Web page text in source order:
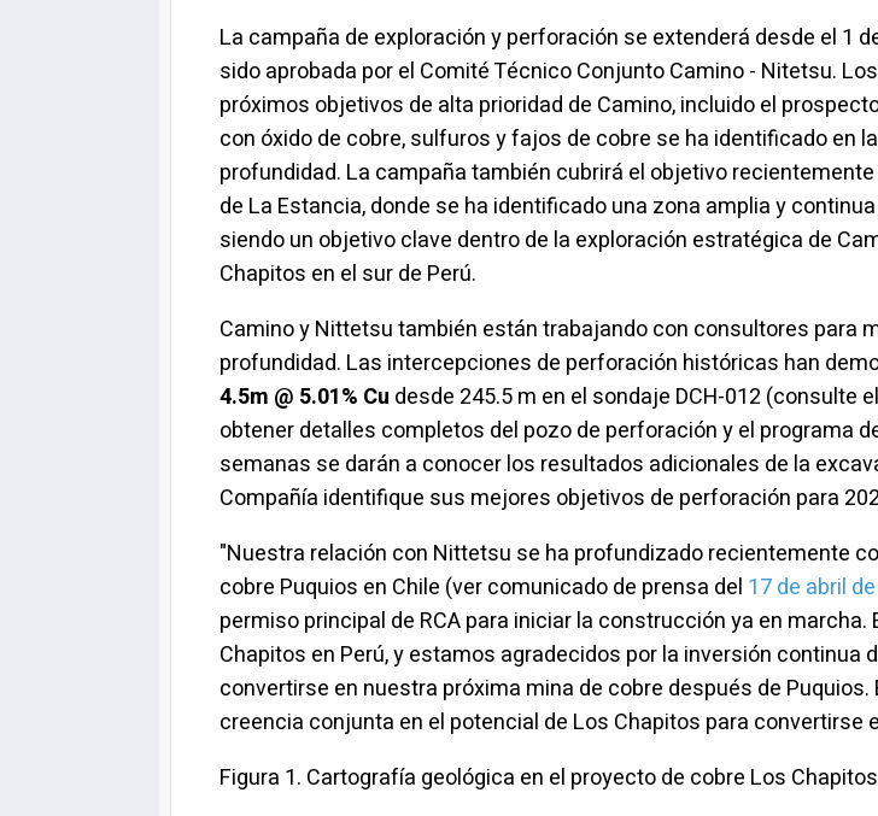
La campaña de exploración y perforación se extenderá desde el 1
sido aprobada por el Comité Técnico Conjunto Camino - Nitetsu.
próximos objetivos de alta prioridad de Camino, incluido el
con óxido de cobre, sulfuros y fajos de cobre se ha identificado en
profundidad. La campaña también cubrirá el objetivo
de La Estancia, donde se ha identificado una zona amplia y
siendo un objetivo clave dentro de la exploración estratégica de
Chapitos en el sur de Perú.
Camino y Nittetsu también están trabajando con consultores para
profundidad. Las intercepciones de perforación históricas han
4.5m @ 5.01% Cu desde 245.5 m en el sondaje DCH-012 (consulte
obtener detalles completos del pozo de perforación y el programa
semanas se darán a conocer los resultados adicionales de la
Compañía identifique sus mejores objetivos de perforación para
"Nuestra relación con Nittetsu se ha profundizado recientemente
cobre Puquios en Chile (ver comunicado de prensa del 17 de abril
permiso principal de RCA para iniciar la construcción ya en
Chapitos en Perú, y estamos agradecidos por la inversión
convertirse en nuestra próxima mina de cobre después de
creencia conjunta en el potencial de Los Chapitos para convertirse
Figura 1. Cartografía geológica en el proyecto de cobre Los